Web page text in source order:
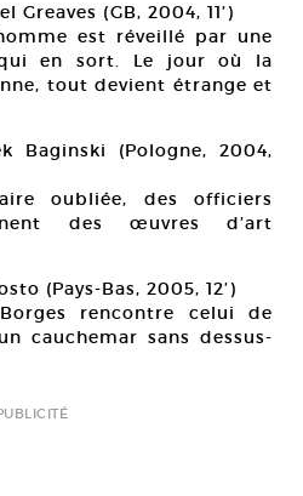
Greaves (GB, 2004, 11’)
est réveillé par une
en sort. Le jour où la
tout devient étrange et
Baginski (Pologne, 2004,
oubliée, des officiers
des œuvres d’art
(Pays-Bas, 2005, 12’)
rencontre celui de
cauchemar sans dessus-